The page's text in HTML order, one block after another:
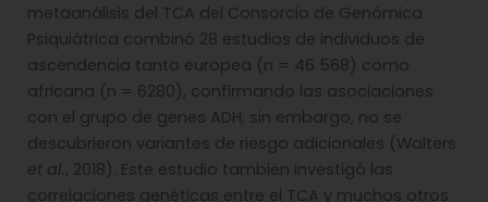
metaanálisis del TCA del Consorcio de Genómica
Psiquiátrica combinó 28 estudios de individuos de
ascendencia tanto europea (n = 46 568) como
africana (n = 6280), confirmando las asociaciones
con el grupo de genes ADH; sin embargo, no se
descubrieron variantes de riesgo adicionales (Walters
et al. , 2018). Este estudio también investigó las
correlaciones genéticas entre el TCA y muchos otros